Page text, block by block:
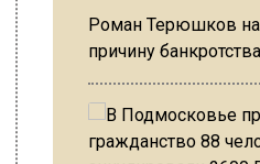
Роман Терюшков
причину